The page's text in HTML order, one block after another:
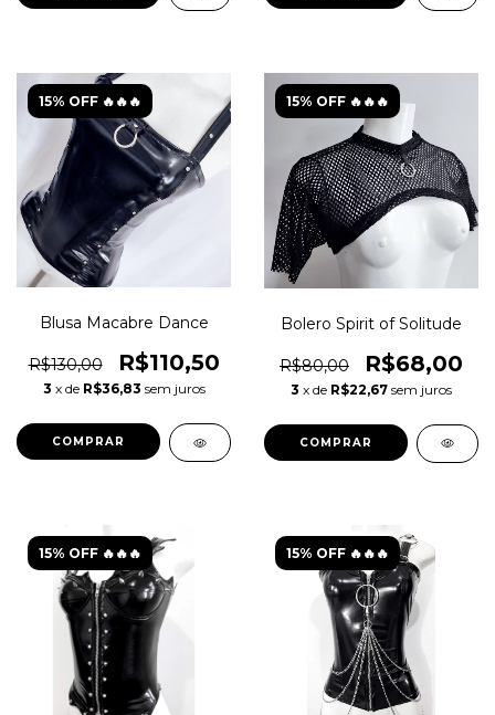
15% OFF 🔥🔥🔥
Blusa Macabre Dance
R$130,00 R$110,50
3 x de R$36,83 sem juros
COMPRAR
15% OFF 🔥🔥🔥
Bolero Spirit of Solitude
R$80,00 R$68,00
3 x de R$22,67 sem juros
COMPRAR
15% OFF 🔥🔥🔥 15% OFF 🔥🔥🔥